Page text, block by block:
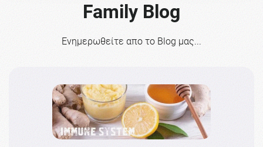
Family Blog
Ενημερωθείτε απο το Blog μας...